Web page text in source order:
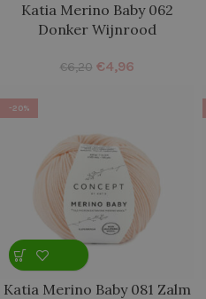
Katia Merino Baby 062
Donker Wijnrood
€6,20 €4,96
-20%
Katia Merino Baby 081 Zalm